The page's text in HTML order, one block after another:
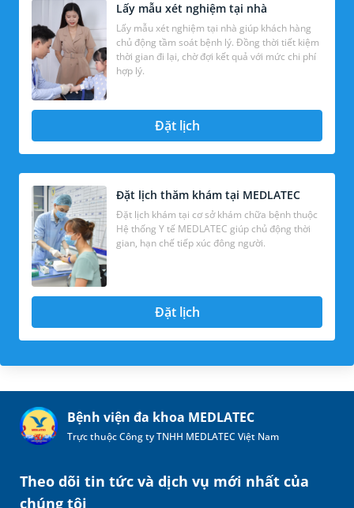
Lấy mẫu xét nghiệm tại nhà
Lấy mẫu xét nghiệm tại nhà giúp khách hàng
chủ động tầm soát bệnh lý. Đồng thời tiết kiệm
thời gian đi lại, chờ đợi kết quả với mức chi phí
hợp lý.
Đặt lịch
Đặt lịch thăm khám tại MEDLATEC
Đặt lịch khám tại cơ sở khám chữa bệnh thuộc
Hệ thống Y tế MEDLATEC giúp chủ động thời
gian, hạn chế tiếp xúc đông người.
Đặt lịch
Bệnh viện đa khoa MEDLATEC
Trực thuộc Công ty TNHH MEDLATEC Việt Nam
Theo dõi tin tức và dịch vụ mới nhất của
chúng tôi